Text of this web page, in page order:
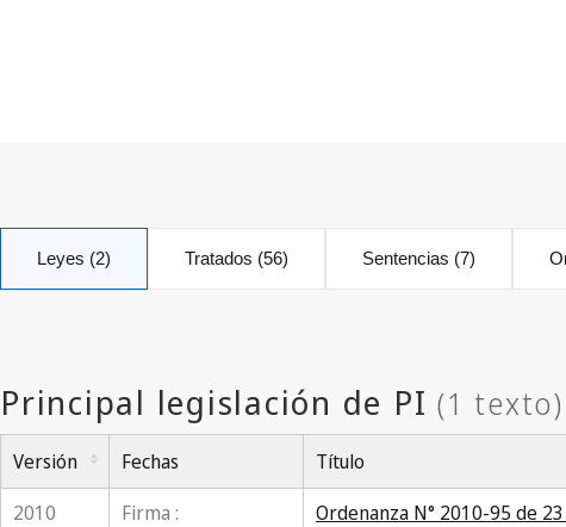
Leyes (2) Tratados (56) Sentencias (7)
Versión Fechas Título
2010
Firma :
Ordenanza N° 2010-95 de